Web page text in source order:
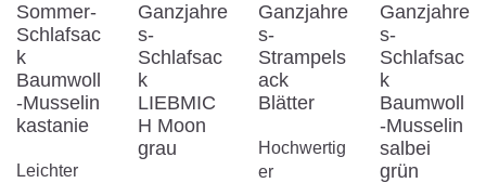
Sommer-
Schlafsac
k
Baumwoll
-Musselin
kastanie
Leichter
Ganzjahre
s-
Schlafsac
k
LIEBMIC
H Moon
grau
Ganzjahre
s-
Strampels
ack
Blätter
Hochwertig
er
Ganzjahre
s-
Schlafsac
k
Baumwoll
-Musselin
salbei
grün